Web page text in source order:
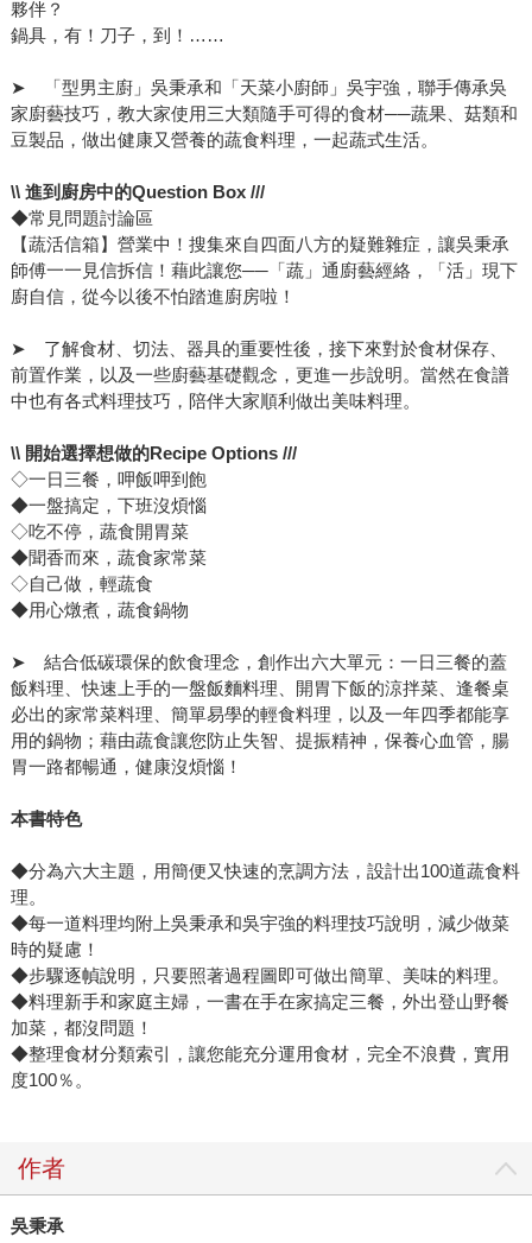
夥伴？
鍋具，有！刀子，到！……
➤ 「型男主廚」吳秉承和「天菜小廚師」吳宇強，聯手傳承吳
家廚藝技巧，教大家使用三大類隨手可得的食材──蔬果、菇類和
豆製品，做出健康又營養的蔬食料理，一起蔬式生活。
\\ 進到廚房中的Question Box ///
◆常見問題討論區
【蔬活信箱】營業中！搜集來自四面八方的疑難雜症，讓吳秉承
師傅一一見信拆信！藉此讓您──「蔬」通廚藝經絡，「活」現下
廚自信，從今以後不怕踏進廚房啦！
➤ 了解食材、切法、器具的重要性後，接下來對於食材保存、
前置作業，以及一些廚藝基礎觀念，更進一步說明。當然在食譜
中也有各式料理技巧，陪伴大家順利做出美味料理。
\\ 開始選擇想做的Recipe Options ///
◇一日三餐，呷飯呷到飽
◆一盤搞定，下班沒煩惱
◇吃不停，蔬食開胃菜
◆聞香而來，蔬食家常菜
◇自己做，輕蔬食
◆用心燉煮，蔬食鍋物
➤ 結合低碳環保的飲食理念，創作出六大單元：一日三餐的蓋
飯料理、快速上手的一盤飯麵料理、開胃下飯的涼拌菜、逢餐桌
必出的家常菜料理、簡單易學的輕食料理，以及一年四季都能享
用的鍋物；藉由蔬食讓您防止失智、提振精神，保養心血管，腸
胃一路都暢通，健康沒煩惱！
本書特色
◆分為六大主題，用簡便又快速的烹調方法，設計出100道蔬食料
理。
◆每一道料理均附上吳秉承和吳宇強的料理技巧說明，減少做菜
時的疑慮！
◆步驟逐幀說明，只要照著過程圖即可做出簡單、美味的料理。
◆料理新手和家庭主婦，一書在手在家搞定三餐，外出登山野餐
加菜，都沒問題！
◆整理食材分類索引，讓您能充分運用食材，完全不浪費，實用
度100％。
作者
吳秉承